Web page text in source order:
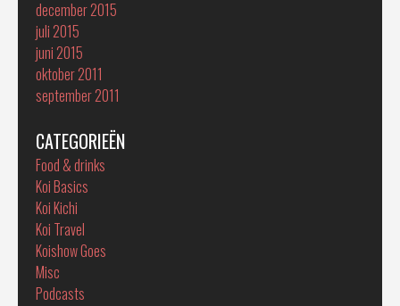
december 2015
juli 2015
juni 2015
oktober 2011
september 2011
CATEGORIEËN
Food & drinks
Koi Basics
Koi Kichi
Koi Travel
Koishow Goes
Misc
Podcasts